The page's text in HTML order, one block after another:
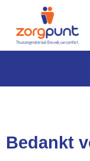
Bedankt